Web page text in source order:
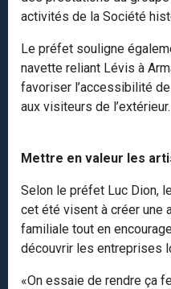
activités de la Société
Le préfet souligne
navette reliant Lévis à
favoriser l’accessibilité
aux visiteurs de l’extérieur.
Mettre en valeur les
Selon le préfet Luc Dion,
cet été visent à créer une
familiale tout en
découvrir les entreprises
«On essaie de rendre ça